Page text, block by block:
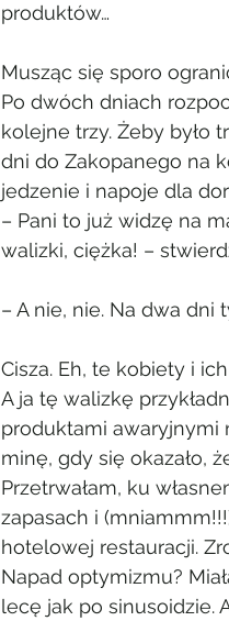
produktów…
Musząc się sporo
Po dwóch dniach
kolejne trzy. Żeby było
dni do Zakopanego na
jedzenie i napoje dla
– Pani to już widzę na
walizki, ciężka! –
– A nie, nie. Na dwa dni
Cisza. Eh, te kobiety i
A ja tę walizkę
produktami awaryjnymi
minę, gdy się okazało,
Przetrwałam, ku
zapasach i
hotelowej restauracji.
Napad optymizmu?
lecę jak po sinusoidzie.